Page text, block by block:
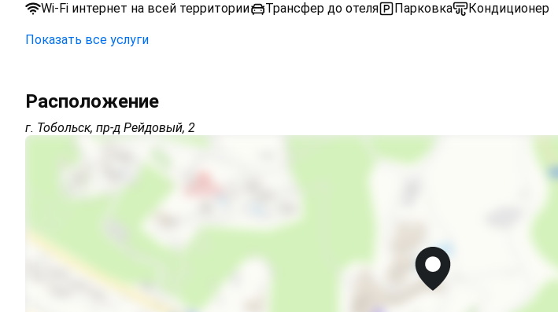
Wi-Fi интернет на всей территории Трансфер до отеля Парковка Кондиционер
Трансфер бесплатно
Семейные номера
Холодильник
Лифт
Конференц-зал
Спутниковое ТВ
Прачечная
СВЧ
Люкс для новобрачных
Показать все услуги
Расположение
г. Тобольск, пр-д Рейдовый, 2